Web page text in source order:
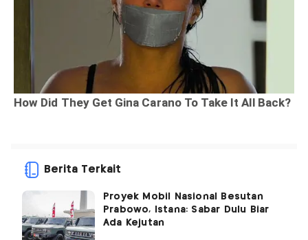
Berita Terkait
Proyek Mobil Nasional Besutan
Prabowo, Istana: Sabar Dulu Biar
Ada Kejutan